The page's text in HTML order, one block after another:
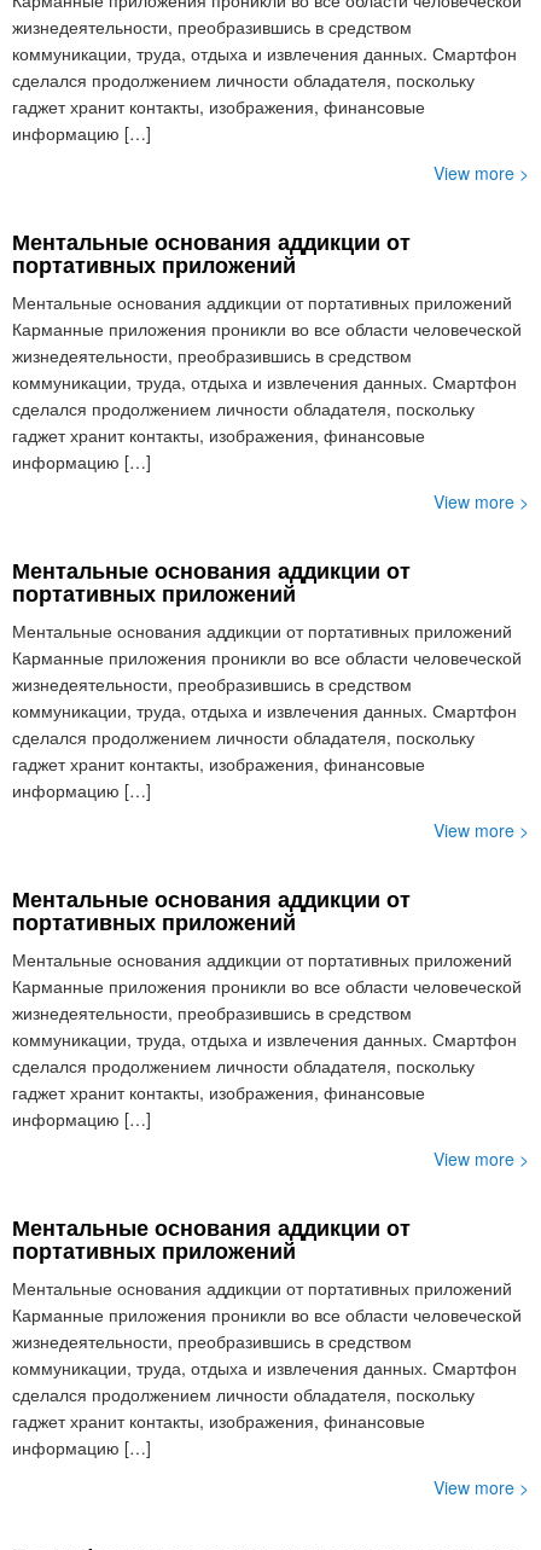
жизнедеятельности, преобразившись в средством
коммуникации, труда, отдыха и извлечения данных. Смартфон
сделался продолжением личности обладателя, поскольку
гаджет хранит контакты, изображения, финансовые
информацию […]
View more >
Ментальные основания аддикции от
портативных приложений
Ментальные основания аддикции от портативных приложений
Карманные приложения проникли во все области человеческой
жизнедеятельности, преобразившись в средством
коммуникации, труда, отдыха и извлечения данных. Смартфон
сделался продолжением личности обладателя, поскольку
гаджет хранит контакты, изображения, финансовые
информацию […]
View more >
Ментальные основания аддикции от
портативных приложений
Ментальные основания аддикции от портативных приложений
Карманные приложения проникли во все области человеческой
жизнедеятельности, преобразившись в средством
коммуникации, труда, отдыха и извлечения данных. Смартфон
сделался продолжением личности обладателя, поскольку
гаджет хранит контакты, изображения, финансовые
информацию […]
View more >
Ментальные основания аддикции от
портативных приложений
Ментальные основания аддикции от портативных приложений
Карманные приложения проникли во все области человеческой
жизнедеятельности, преобразившись в средством
коммуникации, труда, отдыха и извлечения данных. Смартфон
сделался продолжением личности обладателя, поскольку
гаджет хранит контакты, изображения, финансовые
информацию […]
View more >
Ментальные основания аддикции от
портативных приложений
Ментальные основания аддикции от портативных приложений
Карманные приложения проникли во все области человеческой
жизнедеятельности, преобразившись в средством
коммуникации, труда, отдыха и извлечения данных. Смартфон
сделался продолжением личности обладателя, поскольку
гаджет хранит контакты, изображения, финансовые
информацию […]
View more >